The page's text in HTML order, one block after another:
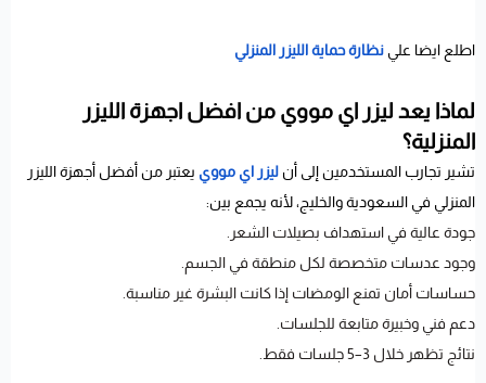
اطلع ايضا علي نظارة حماية الليزر المنزلي
لماذا يعد ليزر اي مووي من افضل اجهزة الليزر
المنزلية؟
تشير تجارب المستخدمين إلى أن ليزر اي مووي يعتبر من أفضل أجهزة الليزر
المنزلي في السعودية والخليج، لأنه يجمع بين:
جودة عالية في استهداف بصيلات الشعر.
وجود عدسات متخصصة لكل منطقة في الجسم.
حساسات أمان تمنع الومضات إذا كانت البشرة غير مناسبة.
دعم فني وخبيرة متابعة للجلسات.
نتائج تظهر خلال 3–5 جلسات فقط.